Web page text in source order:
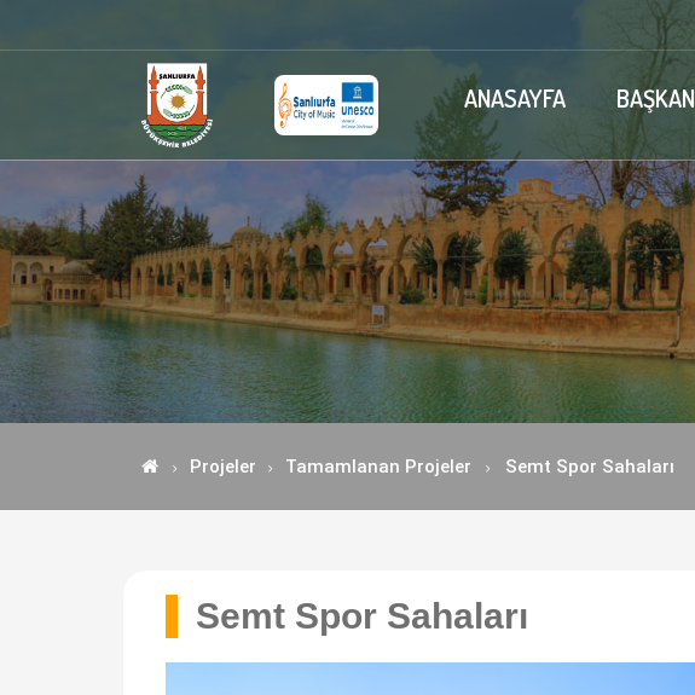
ANASAYFA BAŞKAN
Projeler Tamamlanan Projeler Semt Spor Sahaları
Semt Spor Sahaları